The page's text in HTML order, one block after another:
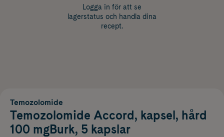
Logga in för att se
lagerstatus och handla dina
recept.
Temozolomide
Temozolomide Accord, kapsel, hård
100 mgBurk, 5 kapslar